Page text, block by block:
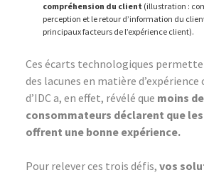
compréhension du client (illustration :
perception et le retour d’information du
principaux facteurs de l’expérience client).
Ces écarts technologiques
des lacunes en matière d’expérience
d’IDC a, en effet, révélé que moins
consommateurs déclarent que
offrent une bonne expérience.
Pour relever ces trois défis, vos